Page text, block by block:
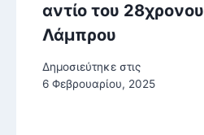
αντίο του 28χρονου
Λάμπρου
Δημοσιεύτηκε στις
6 Φεβρουαρίου, 2025